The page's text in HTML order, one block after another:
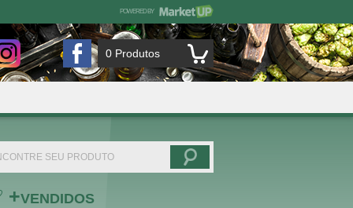
POWERED BY
CHIMA'S BIER CULTURA CERVEJEIRA no
CHIMA'S BIER CULTURA CERVEJEIRA no Instagram
0 Produtos
+VENDIDOS